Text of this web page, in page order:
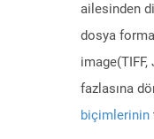
ailesinden
dosya
image(TIFF,
fazlasına
biçimlerinin